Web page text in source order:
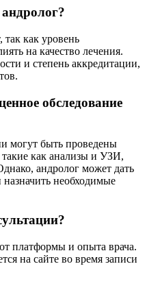
как уровень
на качество лечения.
и степень аккредитации,
обследование
могут быть проведены
как анализы и УЗИ,
андролог может дать
необходимые
платформы и опыта врача.
на сайте во время записи